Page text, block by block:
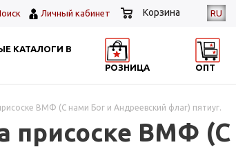
RU
Личный кабинет Корзина
КАТАЛОГИ В
РОЗНИЦА ОПТ
ВМФ (С нами Бог и Андреевский флаг) пятиуг.
присоске ВМФ (С